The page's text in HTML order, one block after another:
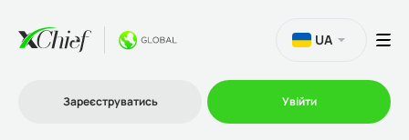
UA
Зареєструватись Увійти